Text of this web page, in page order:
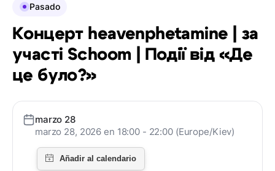
Pasado
Концерт heavenphetamine | за
участі Schoom | Події від «Де
це було?»
marzo 28
marzo 28, 2026 en 18:00 - 22:00 (Europe/Kiev)